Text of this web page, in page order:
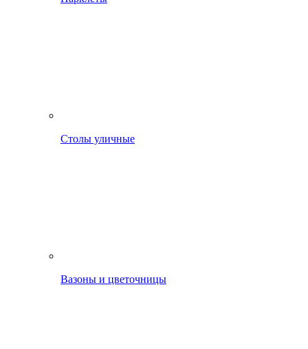
Столы уличные
Вазоны и цветочницы